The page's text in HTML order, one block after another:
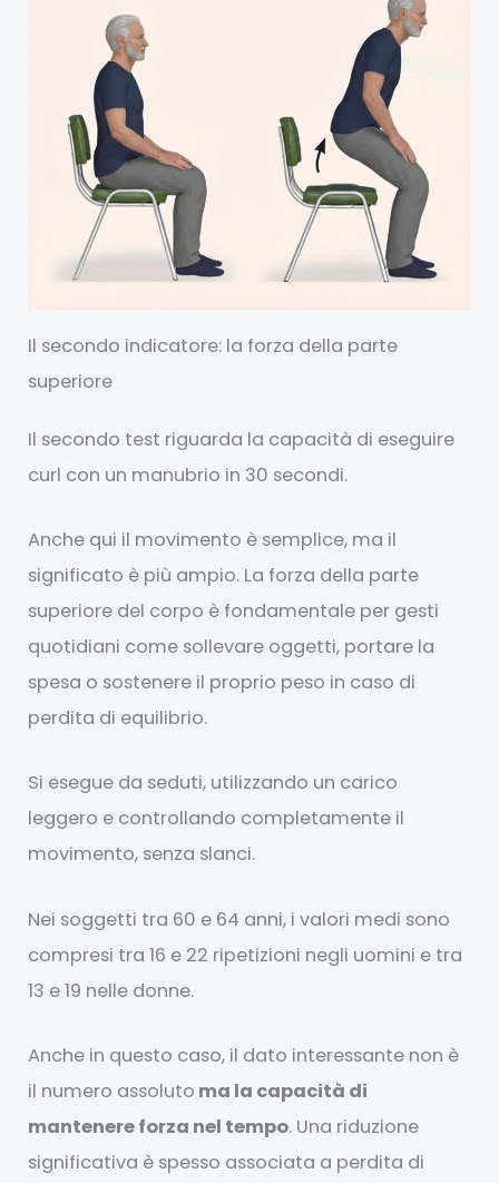
Il secondo indicatore: la forza della parte
superiore
Il secondo test riguarda la capacità di eseguire
curl con un manubrio in 30 secondi.
Anche qui il movimento è semplice, ma il
significato è più ampio. La forza della parte
superiore del corpo è fondamentale per gesti
quotidiani come sollevare oggetti, portare la
spesa o sostenere il proprio peso in caso di
perdita di equilibrio.
Si esegue da seduti, utilizzando un carico
leggero e controllando completamente il
movimento, senza slanci.
Nei soggetti tra 60 e 64 anni, i valori medi sono
compresi tra 16 e 22 ripetizioni negli uomini e tra
13 e 19 nelle donne.
Anche in questo caso, il dato interessante non è
il numero assoluto ma la capacità di
mantenere forza nel tempo. Una riduzione
significativa è spesso associata a perdita di